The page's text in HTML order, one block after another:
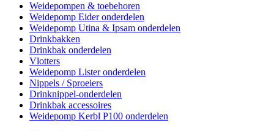
Weidepompen & toebehoren
Weidepomp Eider onderdelen
Weidepomp Utina & Ipsam onderdelen
Drinkbakken
Drinkbak onderdelen
Vlotters
Weidepomp Lister onderdelen
Nippels / Sproeiers
Drinknippel-onderdelen
Drinkbak accessoires
Weidepomp Kerbl P100 onderdelen